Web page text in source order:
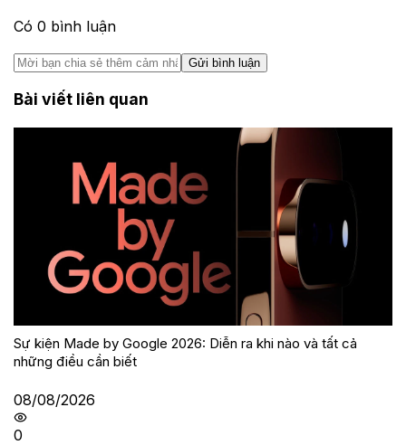
Có 0 bình luận
Gửi bình luận
Bài viết liên quan
Sự kiện Made by Google 2026: Diễn ra khi nào và tất cả
những điều cần biết
08/08/2026
0